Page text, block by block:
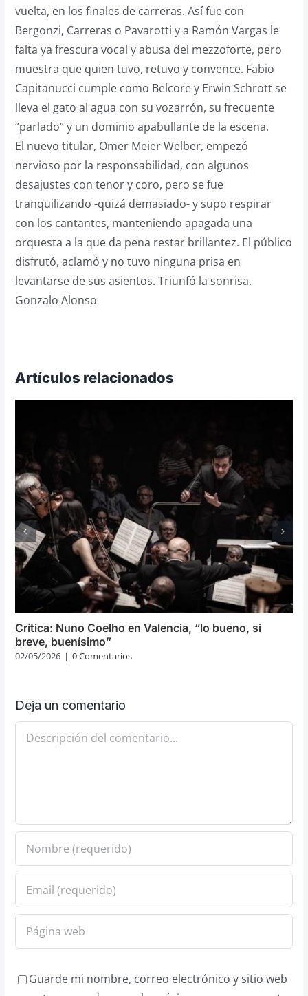
vuelta, en los finales de carreras. Así fue con
Bergonzi, Carreras o Pavarotti y a Ramón Vargas le
falta ya frescura vocal y abusa del mezzoforte, pero
muestra que quien tuvo, retuvo y convence. Fabio
Capitanucci cumple como Belcore y Erwin Schrott se
lleva el gato al agua con su vozarrón, su frecuente
“parlado” y un dominio apabullante de la escena.
El nuevo titular, Omer Meier Welber, empezó
nervioso por la responsabilidad, con algunos
desajustes con tenor y coro, pero se fue
tranquilizando -quizá demasiado- y supo respirar
con los cantantes, manteniendo apagada una
orquesta a la que da pena restar brillantez. El público
disfrutó, aclamó y no tuvo ninguna prisa en
levantarse de sus asientos. Triunfó la sonrisa.
Gonzalo Alonso
Artículos relacionados
Crítica: Nuno Coelho en Valencia, “lo bueno, si
breve, buenísimo”
02/05/2026 | 0 Comentarios
Deja un comentario
Comentario
Guarde mi nombre, correo electrónico y sitio web